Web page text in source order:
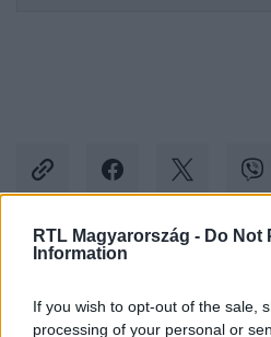
RTL Magyarország - Do Not
Information
If you wish to opt-out of the sale,
processing of your personal or
Facebookon is!